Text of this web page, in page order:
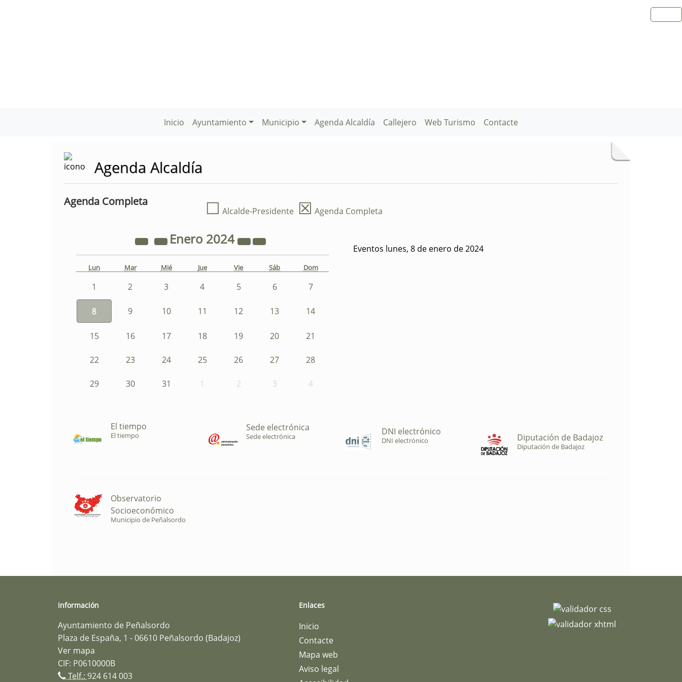
Inicio Ayuntamiento Municipio Agenda Alcaldía Callejero Web Turismo Contacte
Agenda Alcaldía
Agenda Completa ☐ Alcalde-Presidente ☒ Agenda Completa
Enero 2024
Lun Mar Mié Jue Vie Sáb Dom
1 2 3 4 5 6 7
8 9 10 11 12 13 14
15 16 17 18 19 20 21
22 23 24 25 26 27 28
29 30 31 1 2 3 4
Eventos lunes, 8 de enero de 2024
El tiempo
El tiempo
Sede electrónica
Sede electrónica DNI electrónico
DNI electrónico Diputación de Badajoz
Diputación de Badajoz
Observatorio
Socioeconómico
Municipio de Peñalsordo
Información
Ayuntamiento de Peñalsordo
Plaza de España, 1 - 06610 Peñalsordo (Badajoz)
Ver mapa
CIF: P0610000B
Telf.: 924 614 003
Enlaces
Inicio
Contacte
Mapa web
Aviso legal